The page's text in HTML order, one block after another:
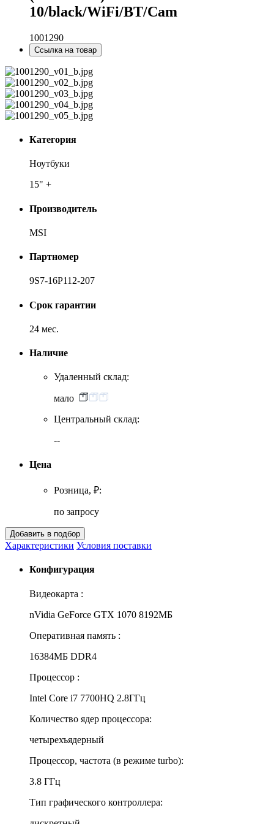
10/black/WiFi/BT/Cam
1001290
Ссылка на товар
Категория
Ноутбуки
15" +
Производитель
MSI
Партномер
9S7-16P112-207
Срок гарантии
24 мес.
Наличие
Удаленный склад:
мало
Центральный склад:
--
Цена
Розница, ₽:
по запросу
Характеристики Условия поставки
Конфигурация
Видеокарта :
nVidia GeForce GTX 1070 8192МБ
Оперативная память :
16384МБ DDR4
Процессор :
Intel Core i7 7700HQ 2.8ГГц
Количество ядер процессора:
четырехъядерный
Процессор, частота (в режиме turbo):
3.8 ГГц
Тип графического контроллера: